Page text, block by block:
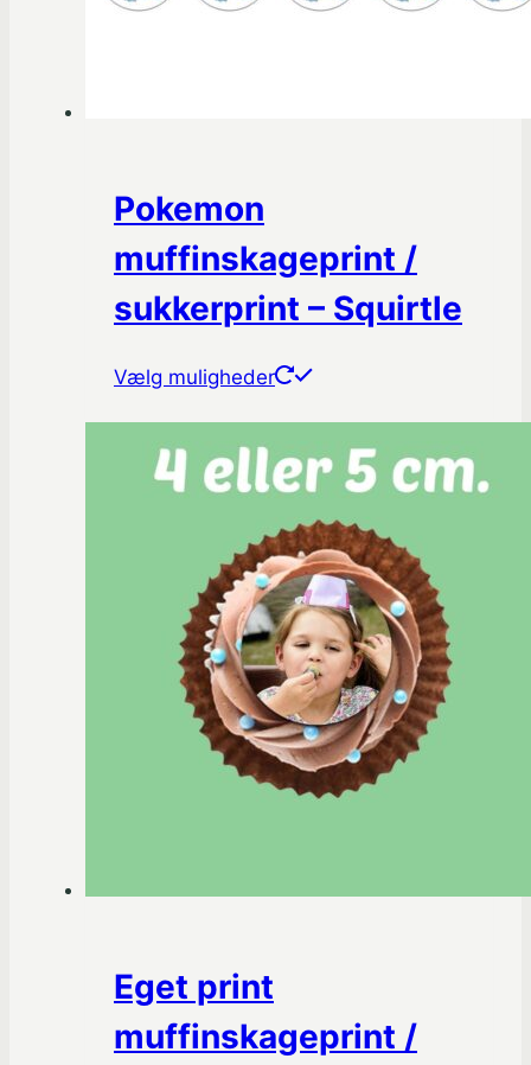
Pokemon
muffinskageprint /
sukkerprint – Squirtle
Vælg muligheder
Dette
flere
Mulighederne
kan
vælges
på
varesiden
Eget print
muffinskageprint /